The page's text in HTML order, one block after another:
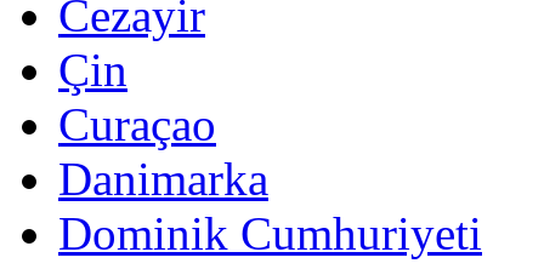
Cezayir
Çin
Curaçao
Danimarka
Dominik Cumhuriyeti